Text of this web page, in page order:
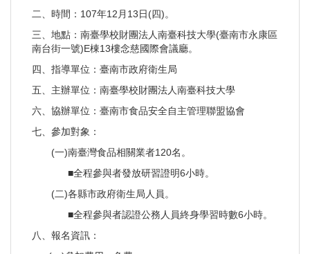
二、時間：107年12月13日(四)。
三、地點：南臺學校財團法人南臺科技大學(臺南市永康區
南台街一號)E棟13樓念慈國際會議廳。
四、指導單位：臺南市政府衛生局
五、主辦單位：南臺學校財團法人南臺科技大學
六、協辦單位：臺南市食品安全自主管理聯盟協會
七、參加對象：
(一)南臺灣食品相關業者120名。
■全程參與者發放研習證明6小時。
(二)各縣市政府衛生局人員。
■全程參與者認證公務人員終身學習時數6小時。
八、報名資訊：